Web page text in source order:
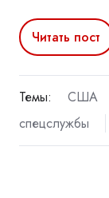
Читать пост
Темы: США
спецслужбы